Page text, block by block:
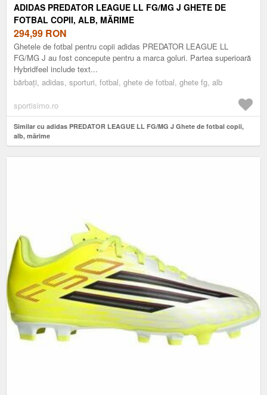
ADIDAS PREDATOR LEAGUE LL FG/MG J GHETE DE
FOTBAL COPII, ALB, MĂRIME
294,99 RON
Ghetele de fotbal pentru copii adidas PREDATOR LEAGUE LL
FG/MG J au fost concepute pentru a marca goluri. Partea superioară
Hybridfeel include text...
bărbați, adidas, sporturi, fotbal, ghete de fotbal, ghete fg, alb
sportisimo.ro
Similar cu adidas PREDATOR LEAGUE LL FG/MG J Ghete de fotbal copii,
alb, mărime